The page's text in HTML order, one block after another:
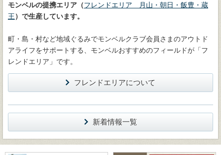
モンベルの提携エリア（フレンドエリア 月山・朝日・飯豊・蔵
王）で生産しています。
町・島・村など地域ぐるみでモンベルクラブ会員さまのアウトド
アライフをサポートする、モンベルおすすめのフィールドが「フ
レンドエリア」です。
フレンドエリアについて
新着情報一覧